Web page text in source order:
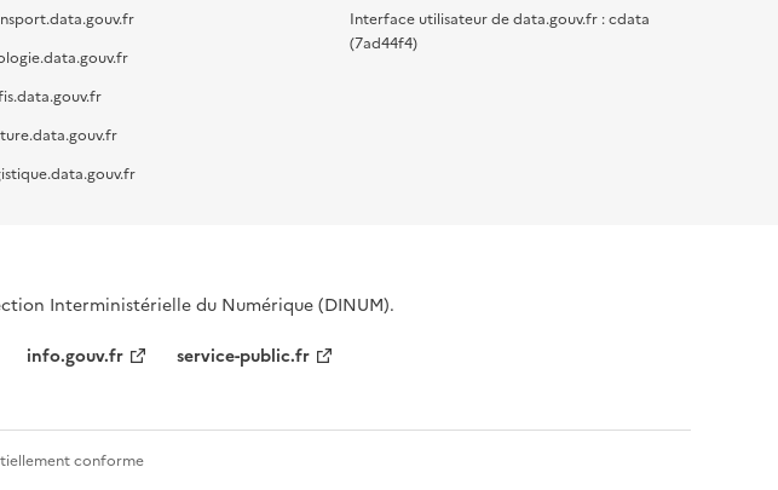
Interface utilisateur de data.gouv.fr : cdata
(7ad44f4)
Interministérielle du Numérique (DINUM).
info.gouv.fr service-public.fr
conforme